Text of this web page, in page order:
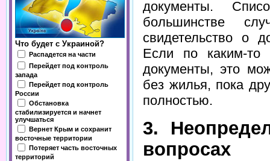
Что будет с Украиной?
Распадется на части
Перейдет под контроль
запада
Перейдет под контроль
России
Обстановка
стабилизируется и начнет
улучшаться
Вернет Крым и сохранит
восточные территории
Потеряет часть восточных
территорий
документы.
большинстве
свидетельство о
Если по каким-то
документы, это
без жилья, пока
полностью.
3.
вопросах